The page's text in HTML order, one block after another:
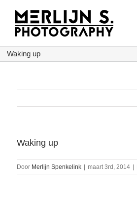
inhoud
Waking up
Waking up
Door Merlijn Spenkelink maart 3rd, 2014